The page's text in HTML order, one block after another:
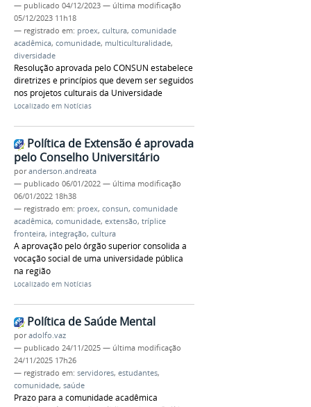
— publicado 04/12/2023 — última modificação
05/12/2023 11h18
— registrado em: proex, cultura, comunidade
acadêmica, comunidade, multiculturalidade,
diversidade
Resolução aprovada pelo CONSUN estabelece
diretrizes e princípios que devem ser seguidos
nos projetos culturais da Universidade
Localizado em Notícias
Política de Extensão é aprovada
pelo Conselho Universitário
poranderson.andreata
— publicado 06/01/2022 — última modificação
06/01/2022 18h38
— registrado em: proex, consun, comunidade
acadêmica, comunidade, extensão, tríplice
fronteira, integração, cultura
A aprovação pelo órgão superior consolida a
vocação social de uma universidade pública
na região
Localizado em Notícias
Política de Saúde Mental
poradolfo.vaz
— publicado 24/11/2025 — última modificação
24/11/2025 17h26
— registrado em: servidores, estudantes,
comunidade, saúde
Prazo para a comunidade acadêmica